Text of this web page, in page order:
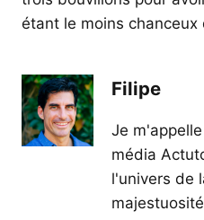
étant le moins
Filipe
Je
média
l'univers de